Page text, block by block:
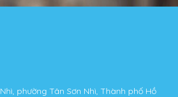
phường Tân Sơn Nhì, Thành phố Hồ